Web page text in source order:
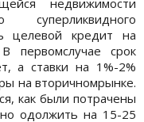
целевой кредит на
первомслучае срок
а ставки на 1%-2%
на вторичномрынке.
как были потрачены
одолжить на 15-25